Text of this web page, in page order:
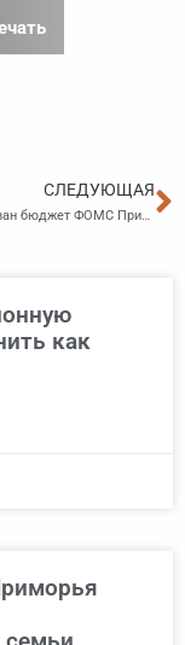
СЛЕДУЮЩАЯ
Скорректирован бюджет ФОМС Приморского края
как